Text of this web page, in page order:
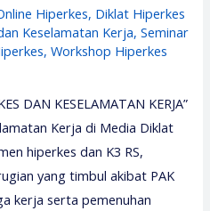
Hiperkes, Diklat Hiperkes
Keselamatan Kerja,Seminar
,Workshop Hiperkes
DAN KESELAMATAN KERJA”
Kerja di Media Diklat
hiperkes dan K3 RS,
yang timbul akibat PAK
kerja serta pemenuhan